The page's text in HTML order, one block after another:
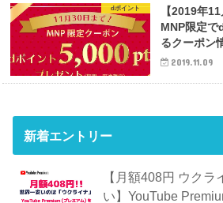
dポイント
【2019年
MNP限定で
るクーポン
2019.11.09
新着エントリー
【月額408円 ウクラ
い】YouTube